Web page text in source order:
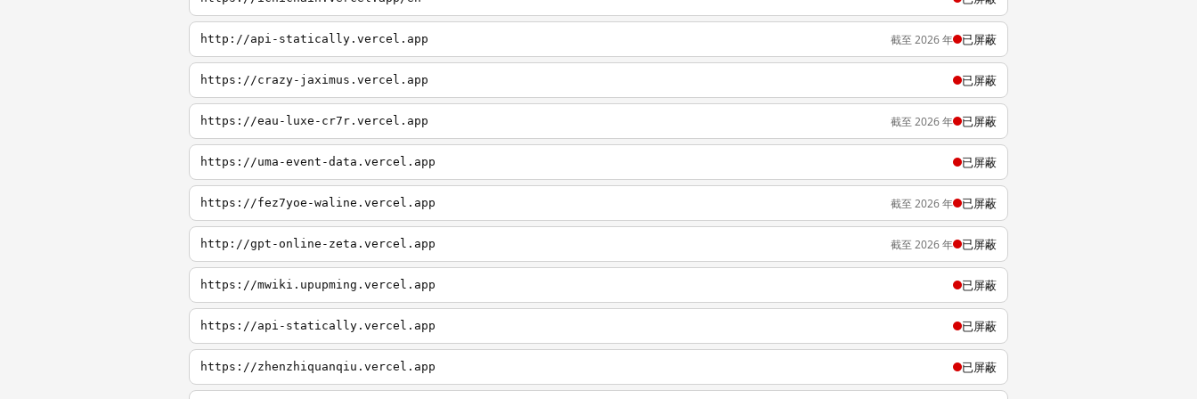
http://api-statically.vercel.app 截至 2026 年 已屏蔽
https://crazy-jaximus.vercel.app 已屏蔽
https://eau-luxe-cr7r.vercel.app 截至 2026 年 已屏蔽
https://uma-event-data.vercel.app 已屏蔽
https://fez7yoe-waline.vercel.app 截至 2026 年 已屏蔽
http://gpt-online-zeta.vercel.app 截至 2026 年 已屏蔽
https://mwiki.upupming.vercel.app 已屏蔽
https://api-statically.vercel.app 已屏蔽
https://zhenzhiquanqiu.vercel.app 已屏蔽